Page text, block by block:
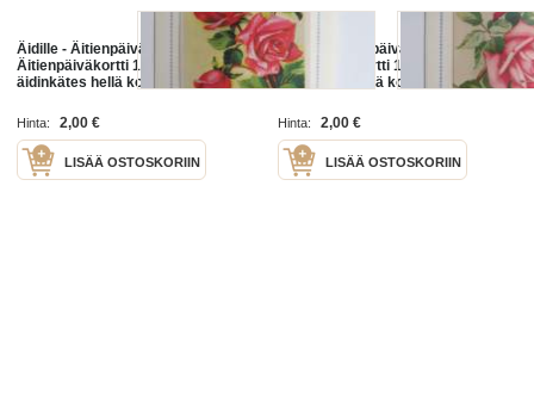
Äidille - Äitienpäivä -
Äitienpäiväkortti 1940-luvulta; Sun
äidinkätes hellä kosketukses, Sun
´lapsuutemme parhain lohdutus
ja...
Hinta: 2,00 €
LISÄÄ OSTOSKORIIN
Äidille - Äitienpäivä -
Äitienpäiväkortti 1940-luvulta; Sun
äidinkätes hellä kosketukses, Sun
´lapsuutemme parhain lohdutus
ja...
Hinta: 2,00 €
LISÄÄ OSTOSKORIIN